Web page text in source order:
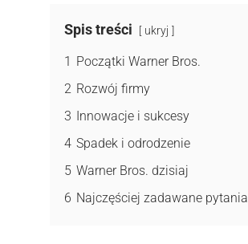
Spis treści ukryj
1 Początki Warner Bros.
2 Rozwój firmy
3 Innowacje i sukcesy
4 Spadek i odrodzenie
5 Warner Bros. dzisiaj
6 Najczęściej zadawane pytania